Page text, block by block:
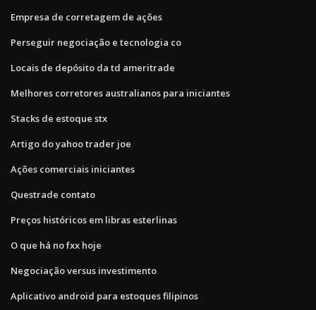
Empresa de corretagem de ações
Perseguir negociação e tecnologia co
Locais de depósito da td ameritrade
Melhores corretores australianos para iniciantes
Stacks de estoque stx
Artigo do yahoo trader joe
Ações comerciais iniciantes
Questrade contato
Preços históricos em libras esterlinas
O que há no fxx hoje
Negociação versus investimento
Aplicativo android para estoques filipinos